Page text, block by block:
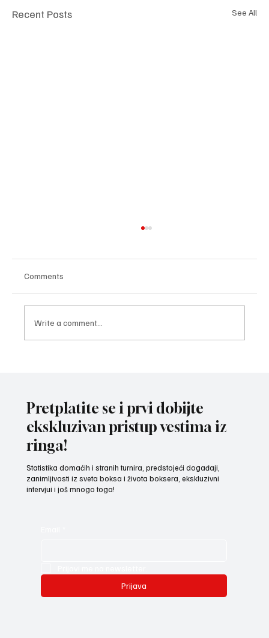
Recent Posts See All
Comments
Write a comment...
Pretplatite se i prvi dobijte
ekskluzivan pristup vestima iz
ringa!
Statistika domaćih i stranih turnira, predstojeći događaji,
zanimljivosti iz sveta boksa i života boksera, ekskluzivni
intervjui i još mnogo toga!
Prijava